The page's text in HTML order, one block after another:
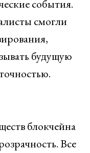
события.
смогли
будущую
блокчейна
Все